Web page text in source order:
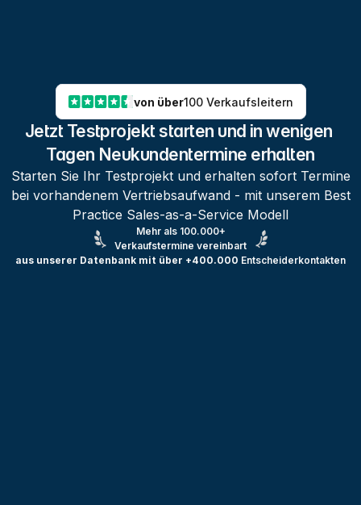
von über100 Verkaufsleitern
Jetzt Testprojekt starten und in wenigen
Tagen Neukundentermine erhalten
Starten Sie Ihr Testprojekt und erhalten sofort Termine
bei vorhandenem Vertriebsaufwand - mit unserem Best
Practice Sales-as-a-Service Modell
Mehr als 100.000+
Verkaufstermine vereinbart
aus unserer Datenbank mit über +400.000 Entscheiderkontakten